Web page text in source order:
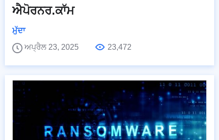
ਐਪੋਰਨਰ.ਕਾੱਮ
ਮੁੱਦਾ
ਅਪ੍ਰੈਲ 23, 2025
23,472